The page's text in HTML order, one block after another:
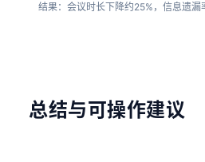
结果：会议时长下降约25%，信息遗漏
总结与可操作建议